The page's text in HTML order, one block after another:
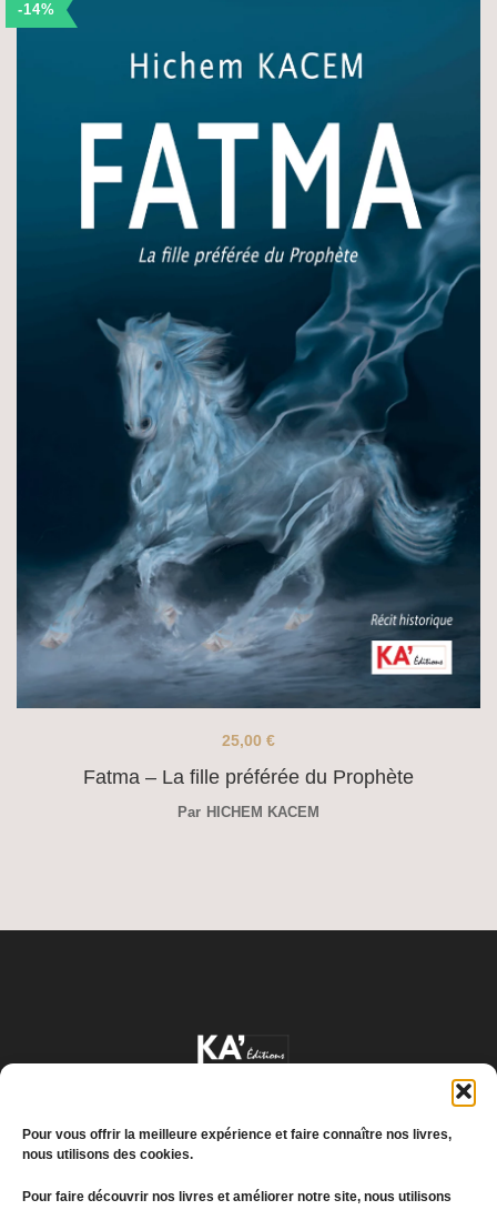
Pour vous offrir la meilleure expérience et faire connaître nos livres,
nous utilisons des cookies.
Pour faire découvrir nos livres et améliorer notre site, nous utilisons
-14%
Fatma – La fille préférée du Prophète
25,00 €
Par HICHEM KACEM